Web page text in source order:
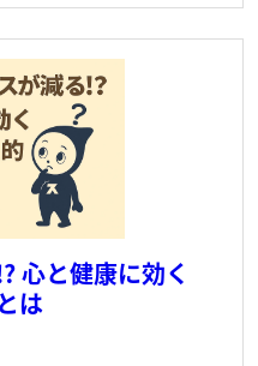
心と健康に効く
は